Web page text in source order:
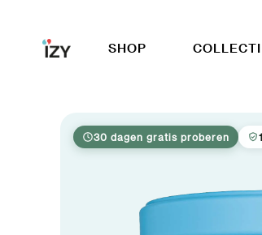
SHOP
30 dagen gratis proberen